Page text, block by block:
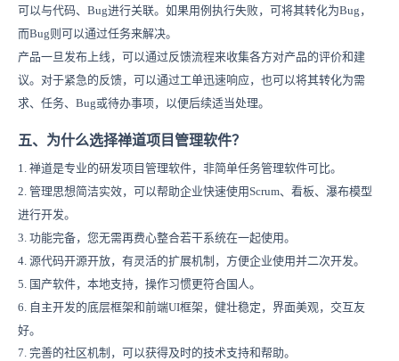
可以与代码、Bug进行关联。如果用例执行失败，可将其转化为Bug，
而Bug则可以通过任务来解决。
产品一旦发布上线，可以通过反馈流程来收集各方对产品的评价和建
议。对于紧急的反馈，可以通过工单迅速响应，也可以将其转化为需
求、任务、Bug或待办事项，以便后续适当处理。
五、为什么选择禅道项目管理软件？
1. 禅道是专业的研发项目管理软件，非简单任务管理软件可比。
2. 管理思想简洁实效，可以帮助企业快速使用Scrum、看板、瀑布模型
进行开发。
3. 功能完备，您无需再费心整合若干系统在一起使用。
4. 源代码开源开放，有灵活的扩展机制，方便企业使用并二次开发。
5. 国产软件，本地支持，操作习惯更符合国人。
6. 自主开发的底层框架和前端UI框架，健壮稳定，界面美观，交互友
好。
7. 完善的社区机制，可以获得及时的技术支持和帮助。